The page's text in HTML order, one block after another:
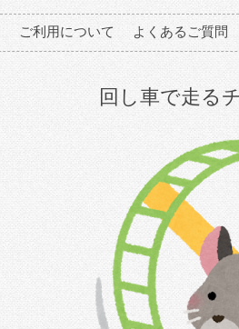
ご利用について よくあるご質問
回し車で走る